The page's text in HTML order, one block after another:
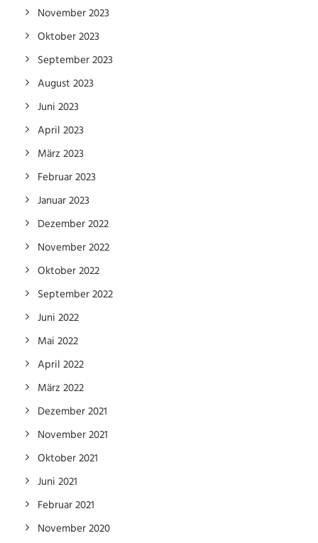
November 2023
Oktober 2023
September 2023
August 2023
Juni 2023
April 2023
März 2023
Februar 2023
Januar 2023
Dezember 2022
November 2022
Oktober 2022
September 2022
Juni 2022
Mai 2022
April 2022
März 2022
Dezember 2021
November 2021
Oktober 2021
Juni 2021
Februar 2021
November 2020